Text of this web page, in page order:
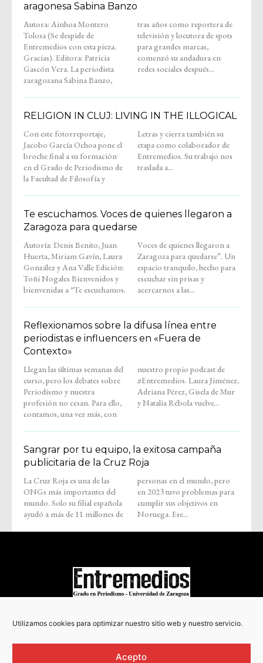
Utilizamos cookies para optimizar nuestro sitio web y nuestro servicio.
Acepto
aragonesa Sabina Banzo
Autora: Ainhoa Montero
Tolosa (Se despide de
Entremedios con esta pieza.
Gracias). Editora: Patricia
Gascón Vera. La periodista
zaragozana Sabina Banzo,
tras años como reportera de
televisión y locutora de spots
para grandes marcas,
comenzó su andadura en
redes sociales después...
RELIGION IN CLUJ: LIVING IN THE ILLOGICAL
Con este fotorreportaje,
Jacobo García Ochoa pone el
broche final a su formación
en el Grado de Periodismo de
la Facultad de Filosofía y
Letras y cierra también su
etapa como colaborador de
Entremedios. Su trabajo nos
traslada a...
Te escuchamos. Voces de quienes llegaron a
Zaragoza para quedarse
Autoría: Denis Benito, Juan
Huerta, Miriam Gavín, Laura
González y Ana Valle Edición:
Toñi Nogales Bienvenidos y
bienvenidas a “Te escuchamos.
Voces de quienes llegaron a
Zaragoza para quedarse”. Un
espacio tranquilo, hecho para
escuchar sin prisas y
acercarnos a las...
Reflexionamos sobre la difusa línea entre
periodistas e influencers en «Fuera de
Contexto»
Llegan las últimas semanas del
curso, pero los debates sobre
Periodismo y nuestra
profesión no cesan. Para ello,
contamos, una vez más, con
nuestro propio podcast de
#Entremedios. Laura Jiménez,
Adriana Pérez, Gisela de Mur
y Natalia Rébola vuelve...
Sangrar por tu equipo, la exitosa campaña
publicitaria de la Cruz Roja
La Cruz Roja es una de las
ONGs más importantes del
mundo. Solo su filial española
ayudó a más de 11 millones de
personas en el mundo, pero
en 2023 tuvo problemas para
cumplir sus objetivos en
Noruega. Ese...